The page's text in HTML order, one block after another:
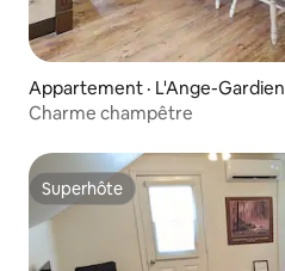
Appartement · L'Ange-Gardien
Charme champêtre
Superhôte
Superhôte